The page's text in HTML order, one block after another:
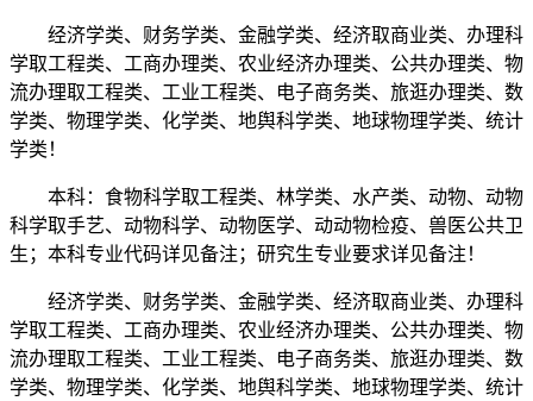
经济学类、财务学类、金融学类、经济取商业类、办理科
学取工程类、工商办理类、农业经济办理类、公共办理类、物
流办理取工程类、工业工程类、电子商务类、旅逛办理类、数
学类、物理学类、化学类、地舆科学类、地球物理学类、统计
学类！
本科：食物科学取工程类、林学类、水产类、动物、动物
科学取手艺、动物科学、动物医学、动动物检疫、兽医公共卫
生；本科专业代码详见备注；研究生专业要求详见备注！
经济学类、财务学类、金融学类、经济取商业类、办理科
学取工程类、工商办理类、农业经济办理类、公共办理类、物
流办理取工程类、工业工程类、电子商务类、旅逛办理类、数
学类、物理学类、化学类、地舆科学类、地球物理学类、统计